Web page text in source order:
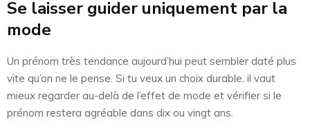
Se laisser guider uniquement par la
mode
Un prénom très tendance aujourd’hui peut sembler daté plus
vite qu’on ne le pense. Si tu veux un choix durable, il vaut
mieux regarder au-delà de l’effet de mode et vérifier si le
prénom restera agréable dans dix ou vingt ans.